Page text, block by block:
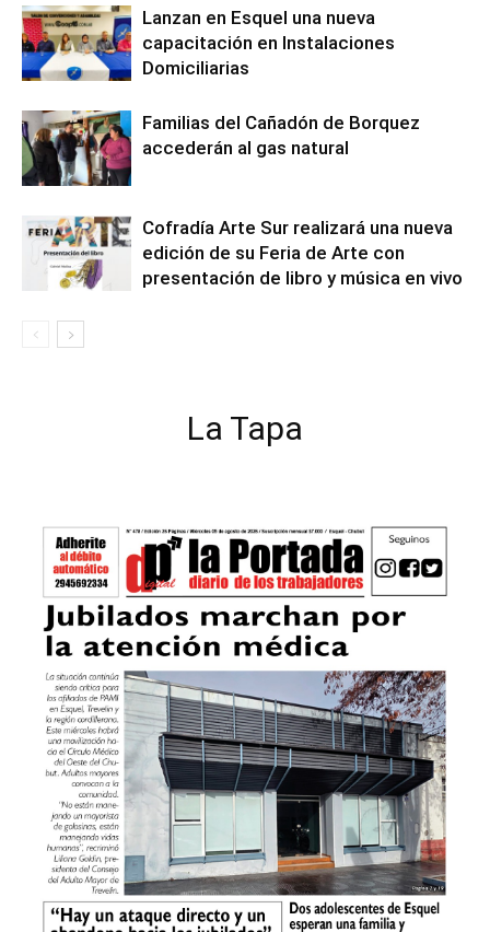
Lanzan en Esquel una nueva
capacitación en Instalaciones
Domiciliarias
Familias del Cañadón de Borquez
accederán al gas natural
Cofradía Arte Sur realizará una nueva
edición de su Feria de Arte con
presentación de libro y música en vivo
La Tapa